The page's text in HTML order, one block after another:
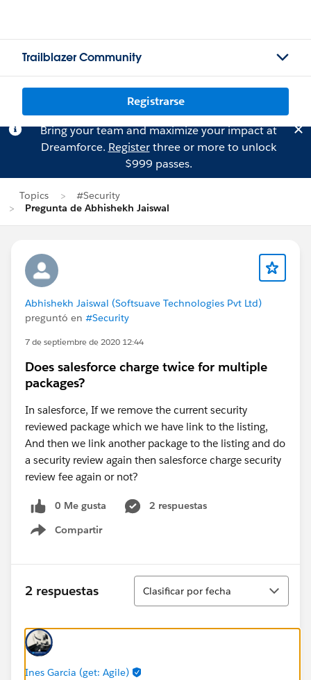
Trailblazer Community
Registrarse
Bring your team and maximize your impact at
Dreamforce. Registerthree or more to unlock
$999 passes.
Topics
#Security
Pregunta de Abhishekh Jaiswal
Abhishekh Jaiswal (Softsuave Technologies Pvt Ltd)
preguntó en #Security
7 de septiembre de 2020 12:44
Does salesforce charge twice for multiple
packages?
In salesforce, If we remove the current security
reviewed package which we have link to the listing,
And then we link another package to the listing and do
a security review again then salesforce charge security
review fee again or not?
0 Me gusta
2 respuestas
Compartir
Show menu
2 respuestas
Ordenar
Clasificar por fecha
Ines Garcia (get: Agile)